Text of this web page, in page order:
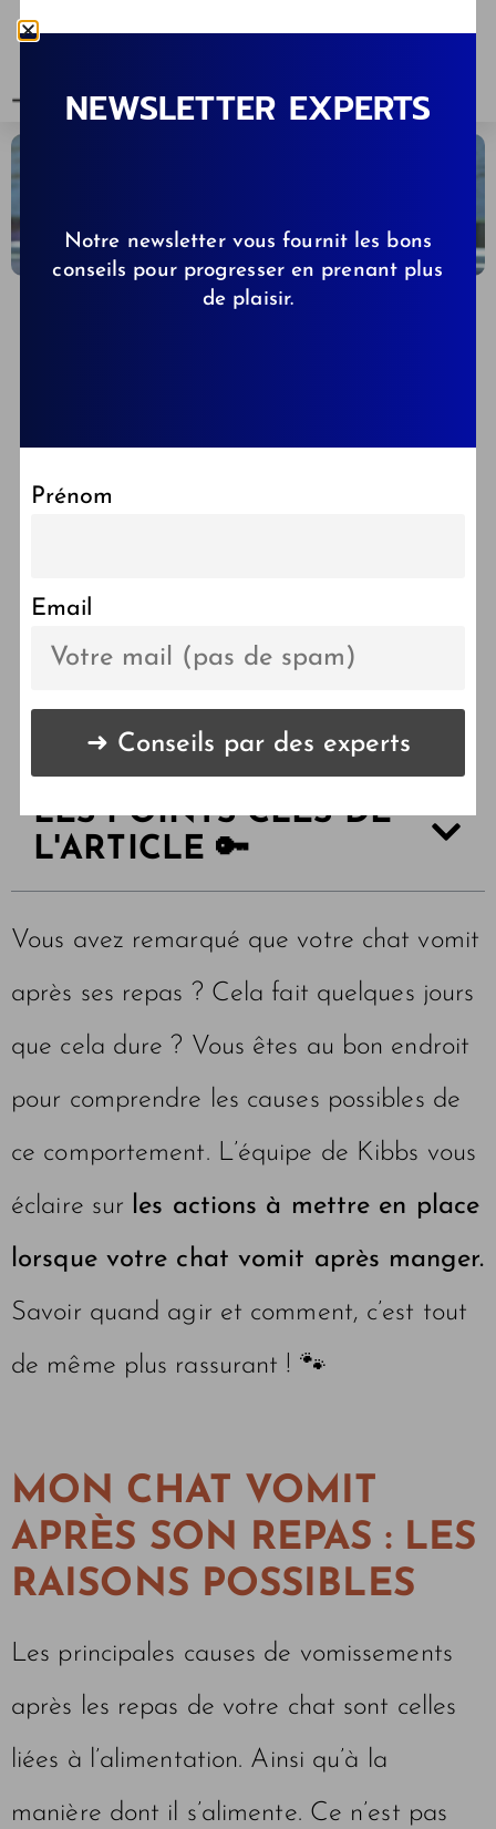
comment résoudre ce
problème)
LES POINTS CLÉS DE
L'ARTICLE 🔑
Vous avez remarqué que votre chat vomit
après ses repas ? Cela fait quelques jours
que cela dure ? Vous êtes au bon endroit
pour comprendre les causes possibles de
ce comportement. L’équipe de Kibbs vous
éclaire sur les actions à mettre en place
lorsque votre chat vomit après manger.
Savoir quand agir et comment, c’est tout
de même plus rassurant ! 🐾
MON CHAT VOMIT
APRÈS SON REPAS : LES
RAISONS POSSIBLES
Les principales causes de vomissements
après les repas de votre chat sont celles
liées à l’alimentation. Ainsi qu’à la
manière dont il s’alimente. Ce n’est pas
NEWSLETTER EXPERTS
Notre newsletter vous fournit les bons
conseils pour progresser en prenant plus
de plaisir.
Prénom
Email